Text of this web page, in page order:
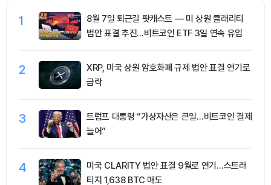
1
8월 7일 퇴근길 팟캐스트 — 미 상원 클래리티
법안 표결 추진…비트코인 ETF 3일 연속 유입
2
XRP, 미국 상원 암호화폐 규제 법안 표결 연기로
급락
3
트럼프 대통령 “가상자산은 큰일…비트코인 결제
늘어”
4
미국 CLARITY 법안 표결 9월로 연기…스트래
티지 1,638 BTC 매도